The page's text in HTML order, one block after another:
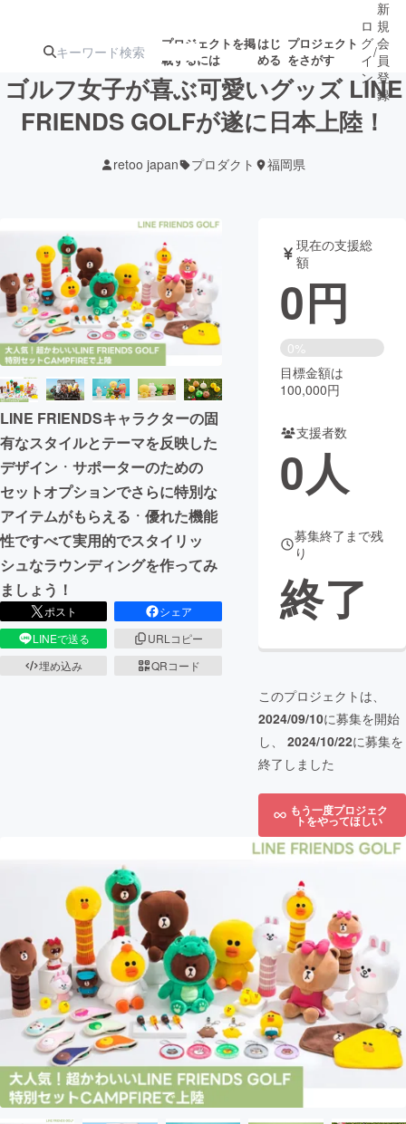
プロジェクトを掲
載するには
はじ
める
プロジェクト
をさがす
ターン
注目の新着プロ
ジェクト
募集終了が近いプ
ロジェクト
アート・写真 音楽
テクノロジー・ガジェット ゲーム・サ
映像・映画 書籍・雑誌
ビジネス・起業 チャレンジ
まちづくり・地域活性化
CAMPFIRE for Social Good
CAMPFIRE Creation
CAMPFIREふるさと納税machi-ya
ロ
グ
イ
ン
/
新
規
会
員
登
録
ゴルフ女子が喜ぶ可愛いグッズ LINE
FRIENDS GOLFが遂に日本上陸！
retoo japan プロダクト 福岡県
LINE FRIENDSキャラクターの固
有なスタイルとテーマを反映した
デザインㆍサポーターのための
セットオプションでさらに特別な
アイテムがもらえるㆍ優れた機能
性ですべて実用的でスタイリッ
シュなラウンディングを作ってみ
ましょう！
ポスト
シェア
LINEで送る
URLコピー
埋め込み
QRコード
現在の支援総
額
0円
0%
目標金額は
100,000円
支援者数
0人
募集終了まで残
り
終了
このプロジェクトは、
2024/09/10に募集を開始
し、 2024/10/22に募集を
終了しました
もう一度プロジェク
トをやってほしい